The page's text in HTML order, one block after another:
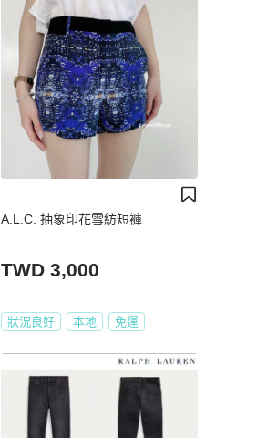
A.L.C. 抽象印花雪紡短褲
TWD 3,000
狀況良好 本地 免運